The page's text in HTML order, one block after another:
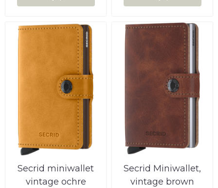
Secrid miniwallet
vintage ochre
Secrid Miniwallet,
vintage brown